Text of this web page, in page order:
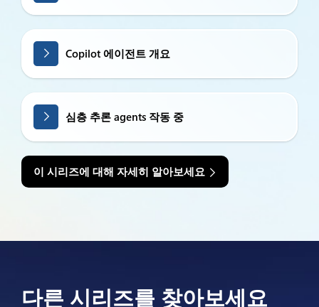
Copilot 에이전트 개요
심층 추론 agents 작동 중
이 시리즈에 대해 자세히 알아보세요
다른 시리즈를 찾아보세요